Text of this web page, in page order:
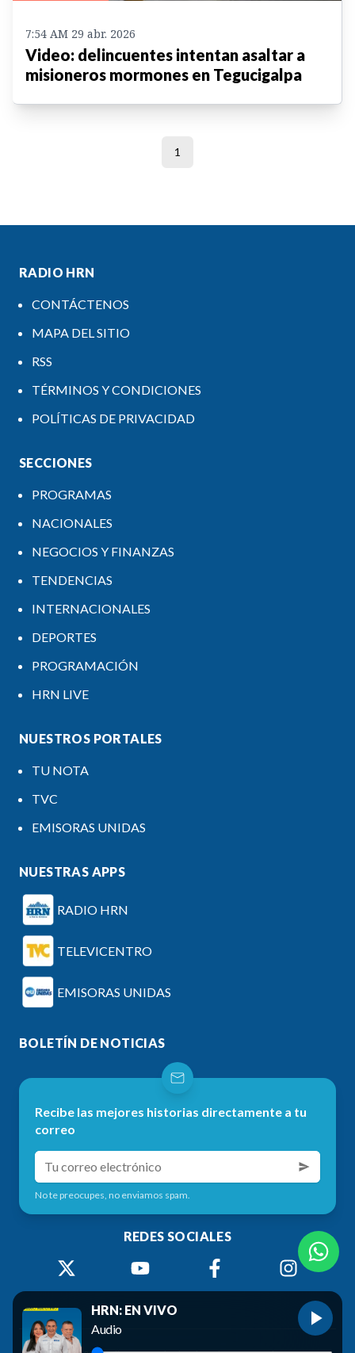
7:54 AM 29 abr. 2026
Video: delincuentes intentan asaltar a
misioneros mormones en Tegucigalpa
1
RADIO HRN
CONTÁCTENOS
MAPA DEL SITIO
RSS
TÉRMINOS Y CONDICIONES
POLÍTICAS DE PRIVACIDAD
SECCIONES
PROGRAMAS
NACIONALES
NEGOCIOS Y FINANZAS
TENDENCIAS
INTERNACIONALES
DEPORTES
PROGRAMACIÓN
HRN LIVE
NUESTROS PORTALES
TU NOTA
TVC
EMISORAS UNIDAS
NUESTRAS APPS
RADIO HRN
TELEVICENTRO
EMISORAS UNIDAS
BOLETÍN DE NOTICIAS
Recibe las mejores historias directamente a tu
correo
No te preocupes, no enviamos spam.
REDES SOCIALES
HRN: EN VIVO
Audio